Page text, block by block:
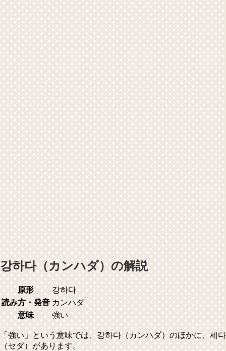
강하다（カンハダ）の解説
原形
강하다
読み方・発音 カンハダ
意味
強い
「強い」という意味では、강하다（カンハダ）のほかに、세다
（セダ）があります。